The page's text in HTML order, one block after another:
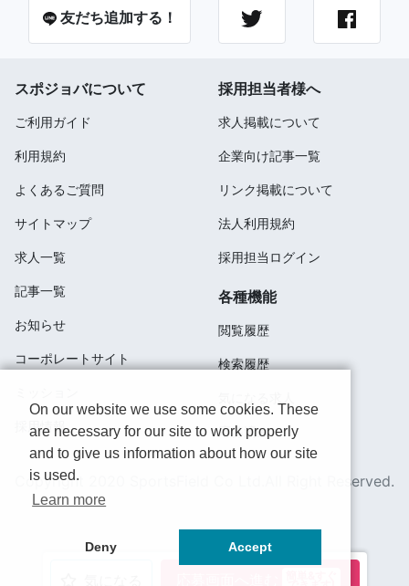
友だち追加する！
スポジョバについて
ご利用ガイド
利用規約
よくあるご質問
サイトマップ
求人一覧
記事一覧
お知らせ
コーポレートサイト
採用情報
採用担当者様へ
求人掲載について
企業向け記事一覧
リンク掲載について
法人利用規約
採用担当ログイン
各種機能
閲覧履歴
検索履歴
応募済み
Copyright 2020 SportsField Co Ltd.All Right Reserved.
On our website we use some cookies. These
are necessary for our site to work properly
and to give us information about how our site
is used.
Learn more
Deny Accept